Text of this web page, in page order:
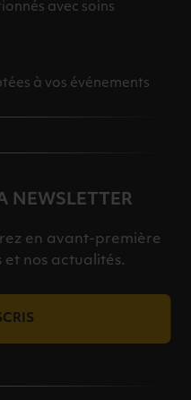
avec soins
à vos événements
NEWSLETTER
en avant-première
et nos actualités.